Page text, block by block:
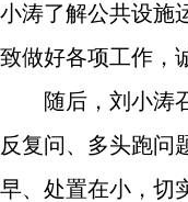
小涛了解公共设施
致做好各项工作，
随后，刘小涛
反复问、多头跑问
早、处置在小，切